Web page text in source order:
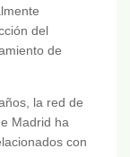
del
de
la red de
Madrid ha
con